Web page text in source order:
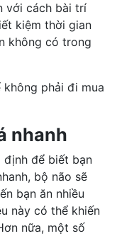
với cách bài trí
kiệm thời gian
không có trong
phải đi mua
nhanh
định để biết bạn
bộ não sẽ
bạn ăn nhiều
này có thể khiến
nữa, một số